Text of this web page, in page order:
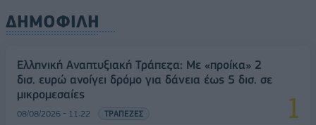
ΔΗΜΟΦΙΛΗ
Ελληνική Αναπτυξιακή Τράπεζα: Με «προίκα» 2
δισ. ευρώ ανοίγει δρόμο για δάνεια έως 5 δισ. σε
μικρομεσαίες
08/08/2026 - 11:22 ΤΡΑΠΕΖΕΣ